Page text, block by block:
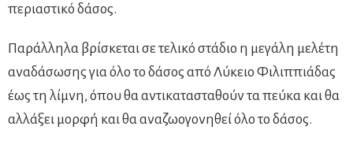
περιαστικό δάσος.
Παράλληλα βρίσκεται σε τελικό στάδιο η μεγάλη μελέτη
αναδάσωσης για όλο το δάσος από Λύκειο Φιλιππιάδας
έως τη λίμνη, όπου θα αντικατασταθούν τα πεύκα και θα
αλλάξει μορφή και θα αναζωογονηθεί όλο το δάσος.